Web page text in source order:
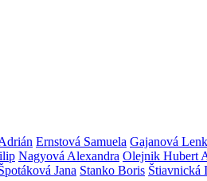
Ernstová Samuela Gajanová
Nagyová Alexandra Olejnik Hubert
Jana Stanko Boris Štiavnická